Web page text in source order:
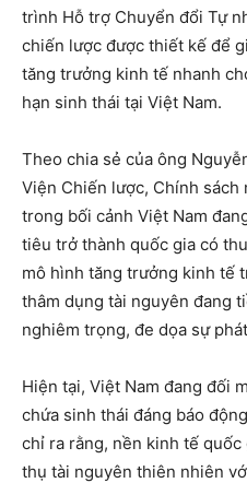
trình Hỗ trợ Chuyển đổi Tự
chiến lược được thiết kế để
tăng trưởng kinh tế nhanh
hạn sinh thái tại Việt Nam.
Theo chia sẻ của ông
Viện Chiến lược, Chính
trong bối cảnh Việt Nam
tiêu trở thành quốc gia có
mô hình tăng trưởng kinh tế
thâm dụng tài nguyên đang
nghiêm trọng, đe dọa sự
Hiện tại, Việt Nam đang đối
chứa sinh thái đáng báo
chỉ ra rằng, nền kinh tế
thụ tài nguyên thiên nhiên